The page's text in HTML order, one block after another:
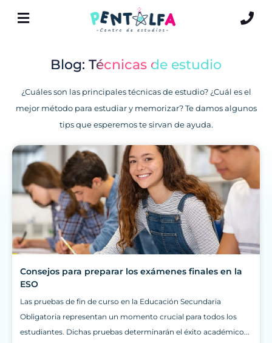
Blog: Técnicas de estudio
¿Cuáles son las principales técnicas de estudio? ¿Cuál es el
mejor método para estudiar y memorizar? Te damos algunos
tips que esperemos te sirvan de ayuda.
Consejos para preparar los exámenes finales en la
ESO
Las pruebas de fin de curso en la Educación Secundaria
Obligatoria representan un momento crucial para todos los
estudiantes. Dichas pruebas determinarán el éxito académico...